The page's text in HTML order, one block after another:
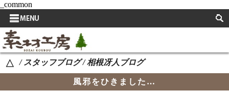
_common
△ / スタッフブログ / 相根冴人ブログ
風邪をひきました…
サイドメニュー
取扱い商品
取扱い商品使用例